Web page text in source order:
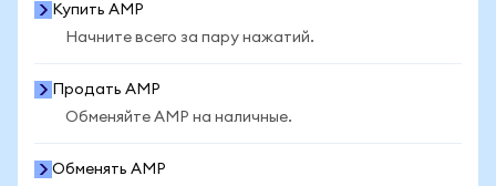
Купить AMP
Начните всего за пару нажатий.
Продать AMP
Обменяйте AMP на наличные.
Обменять AMP